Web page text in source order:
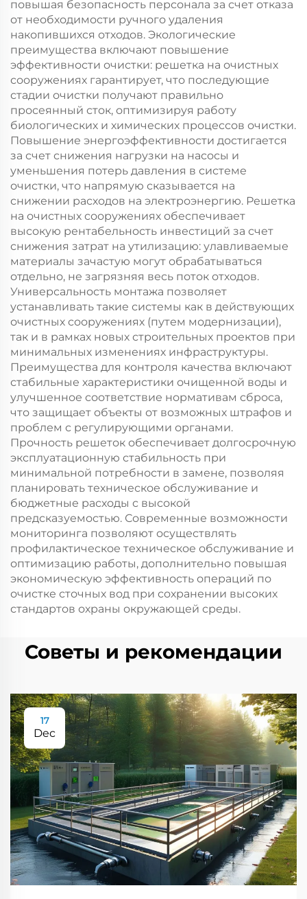
повышая безопасность персонала за счет отказа
от необходимости ручного удаления
накопившихся отходов. Экологические
преимущества включают повышение
эффективности очистки: решетка на очистных
сооружениях гарантирует, что последующие
стадии очистки получают правильно
просеянный сток, оптимизируя работу
биологических и химических процессов очистки.
Повышение энергоэффективности достигается
за счет снижения нагрузки на насосы и
уменьшения потерь давления в системе
очистки, что напрямую сказывается на
снижении расходов на электроэнергию. Решетка
на очистных сооружениях обеспечивает
высокую рентабельность инвестиций за счет
снижения затрат на утилизацию: улавливаемые
материалы зачастую могут обрабатываться
отдельно, не загрязняя весь поток отходов.
Универсальность монтажа позволяет
устанавливать такие системы как в действующих
очистных сооружениях (путем модернизации),
так и в рамках новых строительных проектов при
минимальных изменениях инфраструктуры.
Преимущества для контроля качества включают
стабильные характеристики очищенной воды и
улучшенное соответствие нормативам сброса,
что защищает объекты от возможных штрафов и
проблем с регулирующими органами.
Прочность решеток обеспечивает долгосрочную
эксплуатационную стабильность при
минимальной потребности в замене, позволяя
планировать техническое обслуживание и
бюджетные расходы с высокой
предсказуемостью. Современные возможности
мониторинга позволяют осуществлять
профилактическое техническое обслуживание и
оптимизацию работы, дополнительно повышая
экономическую эффективность операций по
очистке сточных вод при сохранении высоких
стандартов охраны окружающей среды.
Советы и рекомендации
17
Dec